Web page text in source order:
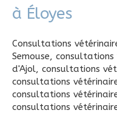
à Éloyes
Consultations
Semouse, consultations
d'Ajol, consultations
consultations
consultations
consultations